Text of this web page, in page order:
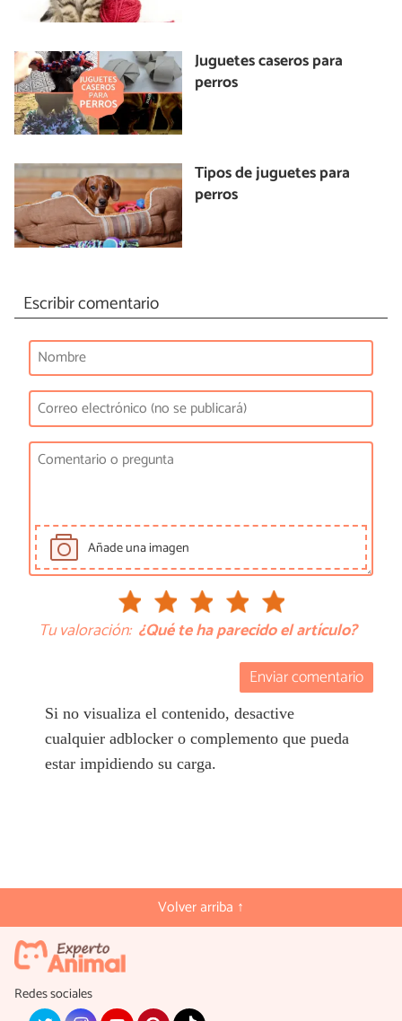
Juguetes caseros para
perros
Tipos de juguetes para
perros
Escribir comentario
Añade una imagen
Tu valoración: ¿Qué te ha parecido el artículo?
Enviar comentario
Si no visualiza el contenido, desactive
cualquier adblocker o complemento que pueda
estar impidiendo su carga.
Volver arriba ↑
Redes sociales